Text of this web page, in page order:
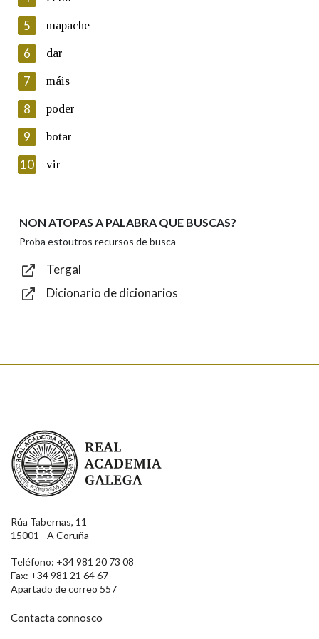
Lin e acepto as condicións da política de
Introduce o código que aparece na imaxe:
Texto de verificación
Enviar
5 mapache
6 dar
7 máis
8 poder
9 botar
10 vir
NON ATOPAS A PALABRA QUE BUSCAS?
Proba estoutros recursos de busca
Tergal
Dicionario de dicionarios
Real Academia Galega
Rúa Tabernas, 11
15001 - A Coruña
Teléfono: +34 981 20 73 08
Fax: +34 981 21 64 67
Apartado de correo 557
Contacta connosco